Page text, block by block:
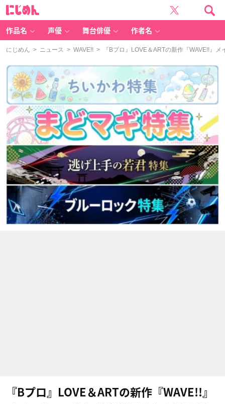
作品名 声優 舞台俳優 作者名
にじめん > ニュース > WAVE!! > 『Bプロ』LOVE＆ARTの新作『WAVE!!』
『Bプロ』LOVE＆ARTの新作『WAVE!!』